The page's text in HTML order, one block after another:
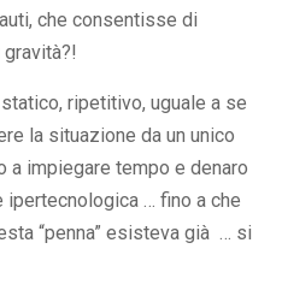
che consentisse di
ripetitivo, uguale a se
la situazione da un unico
a impiegare tempo e denaro
ipertecnologica … fino a che
“penna” esisteva già … si